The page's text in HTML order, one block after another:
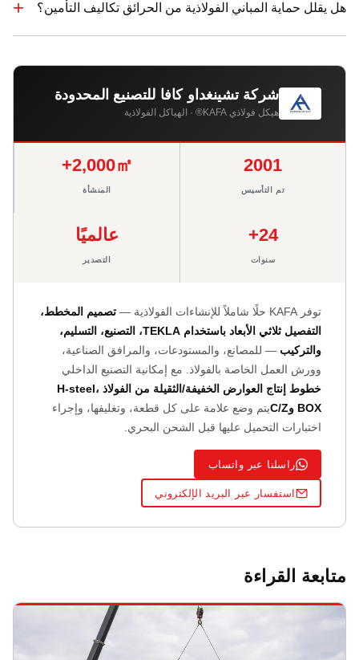
هل يقلل حماية المباني الفولاذية من الحرائق تكاليف التأمين؟
شركة تشينغداو كافا للتصنيع المحدودة
هيكل فولاذي KAFA® · الهياكل الفولاذية
2001
تم التأسيس
2,000㎡+
المنشأة
24+
سنوات
عالميًا
التصدير
توفر KAFA حلًا شاملاً للإنشاءات الفولاذية —
تصميم المخطط،
التفصيل ثلاثي الأبعاد باستخدام TEKLA، التصنيع، التسليم،
والتركيب — للمصانع، والمستودعات، والمرافق الصناعية،
وورش العمل الخاصة بالفولاذ. مع إمكانية التصنيع الداخلي
خطوط إنتاج العوارض الخفيفة/الثقيلة من الفولاذ H-steel،
BOX وC/Z
يتم وضع علامة على كل قطعة، وتغليفها، وإجراء
اختبارات التحميل عليها قبل الشحن البحري.
راسلنا عبر واتساب
استفسار عبر البريد الإلكتروني
متابعة القراءة